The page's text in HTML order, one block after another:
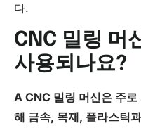
다.
CNC 밀링 머
사용되나요?
A CNC 밀링 머신은 주
해 금속, 목재, 플라스틱